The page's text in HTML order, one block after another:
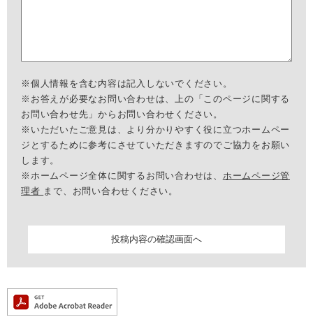
※個人情報を含む内容は記入しないでください。
※お答えが必要なお問い合わせは、上の「このページに関する
お問い合わせ先」からお問い合わせください。
※いただいたご意見は、より分かりやすく役に立つホームペー
ジとするために参考にさせていただきますのでご協力をお願い
します。
※ホームページ全体に関するお問い合わせは、 ホームページ管
理者 まで、お問い合わせください。